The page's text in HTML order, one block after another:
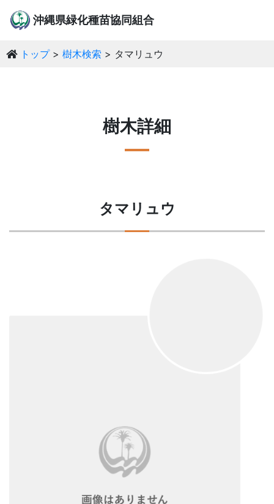
沖縄県緑化種苗協同組合
トップ 樹木検索 タマリュウ
樹木詳細
タマリュウ